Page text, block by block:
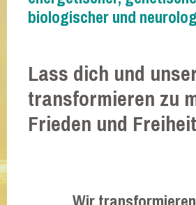
biologischer und
Lass dich und
transformieren zu
Frieden und